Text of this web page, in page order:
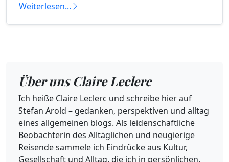
Weiterlesen...
Über uns Claire Leclerc
Ich heiße Claire Leclerc und schreibe hier auf
Stefan Arold – gedanken, perspektiven und alltag
eines allgemeinen blogs. Als leidenschaftliche
Beobachterin des Alltäglichen und neugierige
Reisende sammele ich Eindrücke aus Kultur,
Gesellschaft und Alltag, die ich in persönlichen,